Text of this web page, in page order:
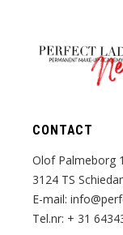
CONTACT
Olof Palmeborg
3124 TS
E-mail:
Tel.nr: + 31